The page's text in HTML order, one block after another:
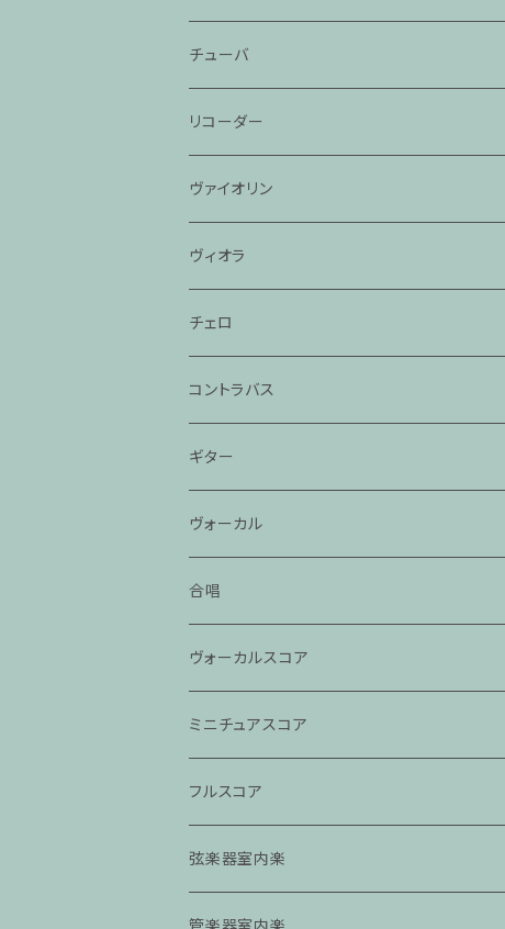
チューバ
リコーダー
ヴァイオリン
ヴィオラ
チェロ
コントラバス
ギター
ヴォーカル
合唱
ヴォーカルスコア
ミニチュアスコア
フルスコア
弦楽器室内楽